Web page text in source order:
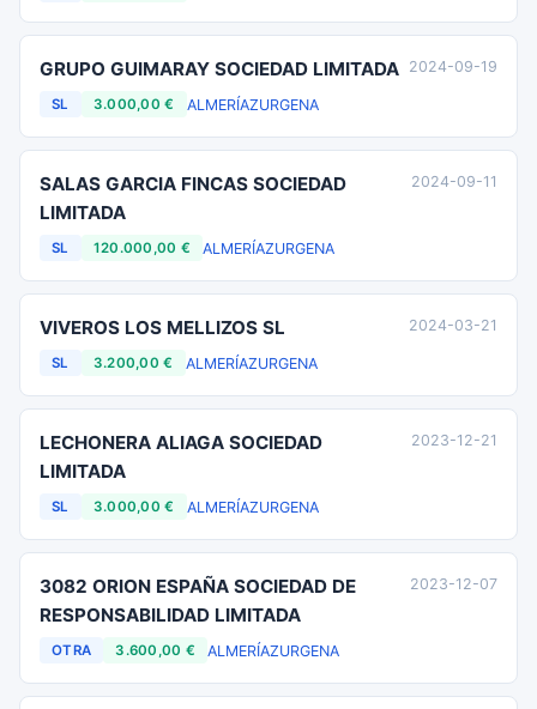
GRUPO GUIMARAY SOCIEDAD LIMITADA
SL 3.000,00 € ALMERÍAZURGENA
2024-09-19
SALAS GARCIA FINCAS SOCIEDAD
LIMITADA
SL 120.000,00 € ALMERÍAZURGENA
2024-09-11
VIVEROS LOS MELLIZOS SL
SL 3.200,00 € ALMERÍAZURGENA
2024-03-21
LECHONERA ALIAGA SOCIEDAD
LIMITADA
SL 3.000,00 € ALMERÍAZURGENA
2023-12-21
3082 ORION ESPAÑA SOCIEDAD DE
RESPONSABILIDAD LIMITADA
OTRA 3.600,00 € ALMERÍAZURGENA
2023-12-07